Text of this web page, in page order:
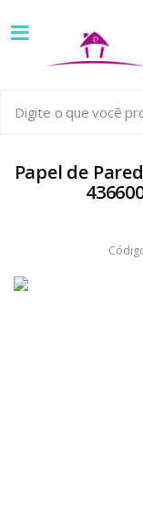
com
papel
em
Papel de